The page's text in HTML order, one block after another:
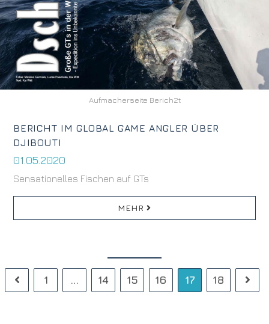
BERICHT IM GLOBAL GAME ANGLER ÜBER
DJIBOUTI
01.05.2020
Sensationelles Fischen auf GTs
MEHR
Aufmacherseite Berich2t
Gehe zur vorherigen Seite
1 … 14 15 16 17 18